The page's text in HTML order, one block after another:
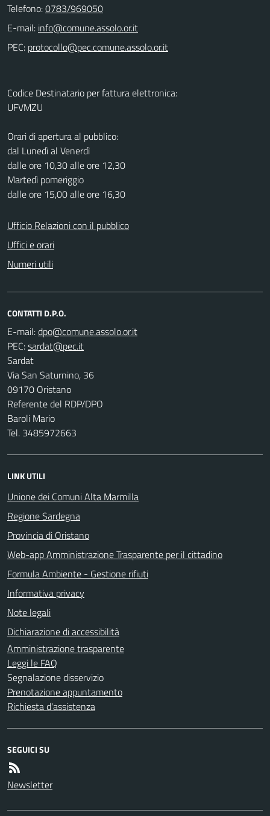
Telefono:0783/969050
E-mail:
PEC:
Codice Destinatario per fattura elettronica:
UFVMZU
Orari di apertura al pubblico:
dal Lunedì al Venerdì
dalle ore 10,30 alle ore 12,30
Martedì pomeriggio
dalle ore 15,00 alle ore 16,30
Ufficio Relazioni con il pubblico
Uffici e orari
Numeri utili
CONTATTI D.P.O.
E-mail:
PEC:
Sardat
Via San Saturnino, 36
09170 Oristano
Referente del RDP/DPO
Baroli Mario
Tel. 3485972663
LINK UTILI
Unione dei Comuni Alta Marmilla
Regione Sardegna
Provincia di Oristano
Web-app Amministrazione Trasparente per il cittadino
Formula Ambiente - Gestione rifiuti
Informativa privacy
Note legali
Dichiarazione di accessibilità
Amministrazione trasparente
Leggi le FAQ
Segnalazione disservizio
Prenotazione appuntamento
Richiesta d'assistenza
SEGUICI SU
Newsletter